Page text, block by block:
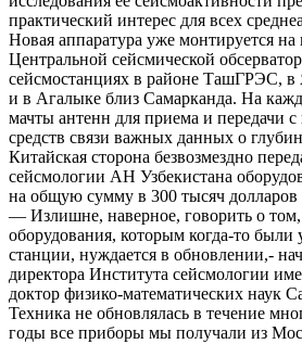
практический интерес для всех
Новая аппаратура уже монтируется
Центральной сейсмической
сейсмостанциях в районе ТашГРЭС, в
и в Агалыке близ Самарканда. На
мачты антенн для приема и передачи
средств связи важных данных о
Китайская сторона безвозмездно
сейсмологии АН Узбекистана
на общую сумму в 300 тысяч
— Излишне, наверное, говорить о том,
оборудования, которым когда-то
станции, нуждается в обновлении,-
директора Института сейсмологии
доктор физико-математических наук
Техника не обновлялась в течение
годы все приборы мы получали из